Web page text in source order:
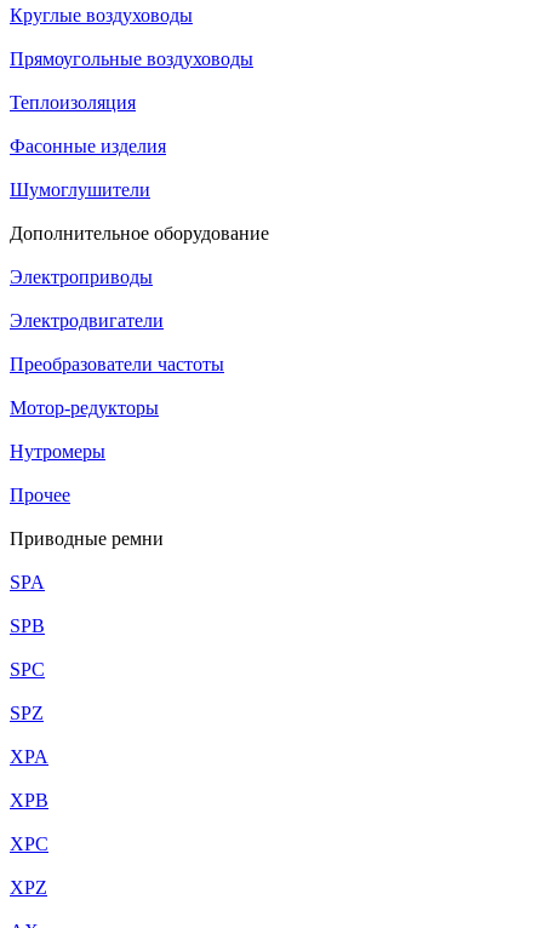
Круглые воздуховоды
Прямоугольные воздуховоды
Теплоизоляция
Фасонные изделия
Шумоглушители
Дополнительное оборудование
Электроприводы
Электродвигатели
Преобразователи частоты
Мотор-редукторы
Нутромеры
Прочее
Приводные ремни
SPA
SPB
SPC
SPZ
XPA
XPB
XPC
XPZ